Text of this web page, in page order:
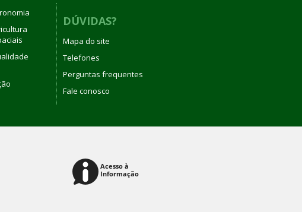
DÚVIDAS?
Mapa do site
Telefones
Perguntas frequentes
Fale conosco